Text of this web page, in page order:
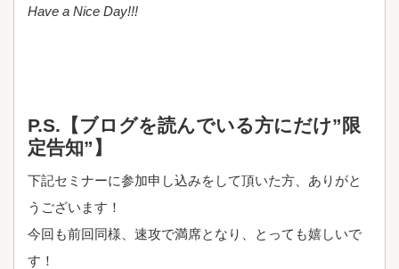
Have a Nice Day!!!
P.S.【ブログを読んでいる方にだけ”限
定告知”】
下記セミナーに参加申し込みをして頂いた方、ありがと
うございます！
今回も前回同様、速攻で満席となり、とっても嬉しいで
す！